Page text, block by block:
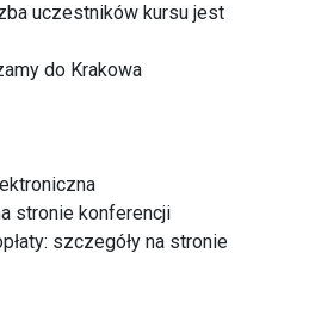
uczestników kursu jest
do Krakowa
stronie konferencji
szczegóły na stronie